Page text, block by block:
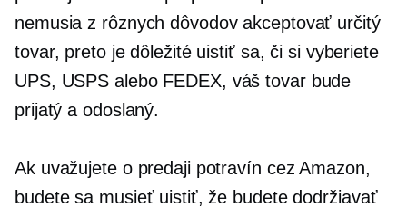
nemusia z rôznych dôvodov akceptovať určitý
tovar, preto je dôležité uistiť sa, či si vyberiete
UPS, USPS alebo FEDEX, váš tovar bude
prijatý a odoslaný.
Ak uvažujete o predaji potravín cez Amazon,
budete sa musieť uistiť, že budete dodržiavať